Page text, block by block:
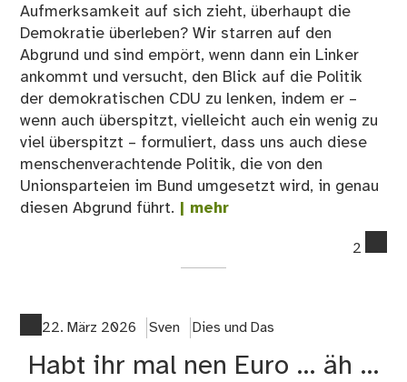
Aufmerksamkeit auf sich zieht, überhaupt die
Demokratie überleben? Wir starren auf den
Abgrund und sind empört, wenn dann ein Linker
ankommt und versucht, den Blick auf die Politik
der demokratischen CDU zu lenken, indem er –
wenn auch überspitzt, vielleicht auch ein wenig zu
viel überspitzt – formuliert, dass uns auch diese
menschenverachtende Politik, die von den
Unionsparteien im Bund umgesetzt wird, in genau
diesen Abgrund führt. | mehr
2
22. März 2026 Sven Dies und Das
Habt ihr mal nen Euro … äh …